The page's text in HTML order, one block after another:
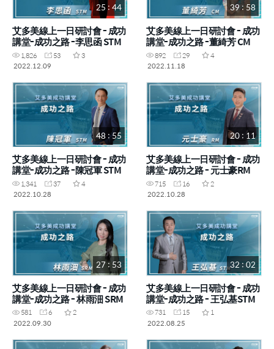
25 : 44
艾多美線上一日研討會 - 成功
講堂-成功之路 -李思函 STM
1,826 53
3
2022.12.09
39 : 58
艾多美線上一日研討會 - 成功
講堂-成功之路 -董綺芳 CM
892 29
4
2022.11.18
48 : 55
艾多美線上一日研討會 - 成功
講堂-成功之路 -陳冠軍 STM
1,341 37
4
2022.10.28
20 : 11
艾多美線上一日研討會 - 成功
講堂-成功之路 - 元士豪RM
715 16
2
2022.10.28
27 : 53
艾多美線上一日研討會 - 成功
講堂-成功之路 - 林雨沺 SRM
581 6
2
2022.09.30
32 : 02
艾多美線上一日研討會 - 成功
講堂-成功之路 - 王弘基STM
731 15
1
2022.08.25